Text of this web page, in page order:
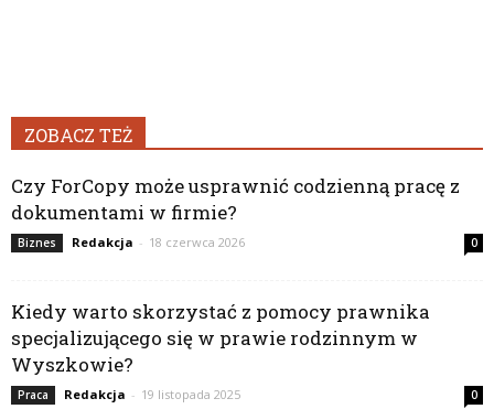
ZOBACZ TEŻ
Czy ForCopy może usprawnić codzienną pracę z
dokumentami w firmie?
Biznes Redakcja - 18 czerwca 2026 0
Kiedy warto skorzystać z pomocy prawnika
specjalizującego się w prawie rodzinnym w
Wyszkowie?
Praca Redakcja - 19 listopada 2025 0